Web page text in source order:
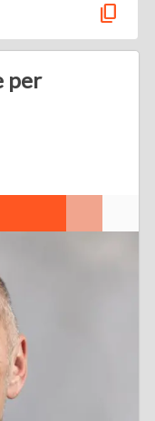
content_copy
per